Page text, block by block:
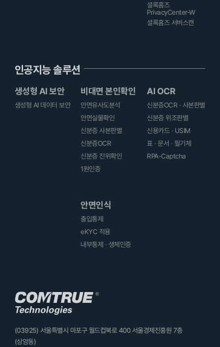
셜록홈즈
PrivacyCenter-W
셜록홈즈 서버스캔
인공지능 솔루션
생성형 AI 보안
생성형 AI 데이터 보안
비대면 본인확인
안면유사도분석
안면실물확인
신분증 사본판별
신분증OCR
신분증 진위확인
1원인증
AI OCR
신분증OCR · 사본판별
신분증 위조판별
신용카드 · USIM
표 · 문서 · 필기체
RPA-Captcha
안면인식
출입통제
eKYC 적용
내부통제 · 생체인증
(03925) 서울특별시 마포구 월드컵북로 400 서울경제진흥원 7층
(상암동)